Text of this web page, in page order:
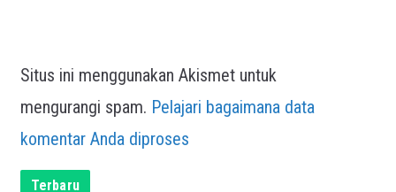
Situs ini menggunakan Akismet untuk
mengurangi spam. Pelajari bagaimana data
komentar Anda diproses
Terbaru